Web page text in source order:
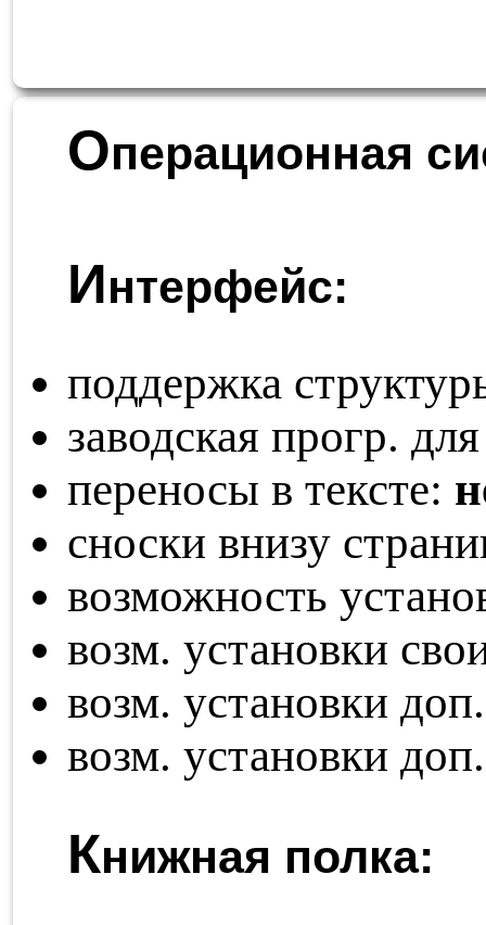
Операционная
Интерфейс:
поддержка
заводская прогр.
переносы в тексте:
сноски внизу
возможность
возм. установки
возм. установки
возм. установки
Книжная полка: